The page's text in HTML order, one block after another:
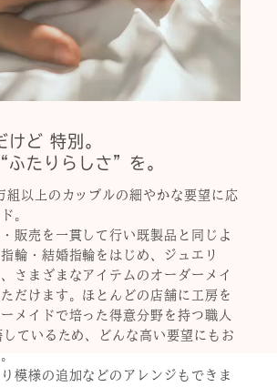
けど 特別。
たりらしさ”を。
以上のカップルの細やかな要望に応
。
販売を一貫して行い既製品と同じよ
輪・結婚指輪をはじめ、ジュエリ
さまざまなアイテムのオーダーメイ
だけます。ほとんどの店舗に工房を
メイドで培った得意分野を持つ職人
ているため、どんな高い要望にもお
模様の追加などのアレンジもできま